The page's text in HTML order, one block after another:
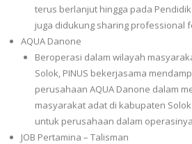
terus berlanjut hingga pada
juga didukung sharing professional
AQUA Danone
Beroperasi dalam wilayah
Solok, PINUS bekerjasama
perusahaan AQUA Danone dalam
masyarakat adat di kabupaten
untuk perusahaan dalam
JOB Pertamina – Talisman